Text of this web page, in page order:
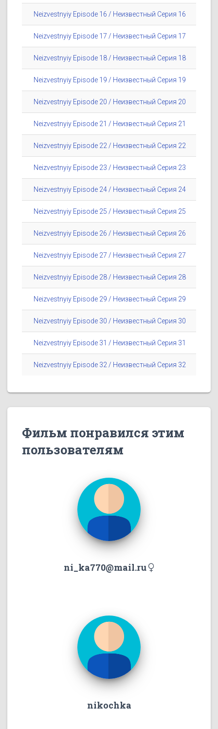
Neizvestnyiy Episode 16 / Неизвестный Серия 16
Neizvestnyiy Episode 17 / Неизвестный Серия 17
Neizvestnyiy Episode 18 / Неизвестный Серия 18
Neizvestnyiy Episode 19 / Неизвестный Серия 19
Neizvestnyiy Episode 20 / Неизвестный Серия 20
Neizvestnyiy Episode 21 / Неизвестный Серия 21
Neizvestnyiy Episode 22 / Неизвестный Серия 22
Neizvestnyiy Episode 23 / Неизвестный Серия 23
Neizvestnyiy Episode 24 / Неизвестный Серия 24
Neizvestnyiy Episode 25 / Неизвестный Серия 25
Neizvestnyiy Episode 26 / Неизвестный Серия 26
Neizvestnyiy Episode 27 / Неизвестный Серия 27
Neizvestnyiy Episode 28 / Неизвестный Серия 28
Neizvestnyiy Episode 29 / Неизвестный Серия 29
Neizvestnyiy Episode 30 / Неизвестный Серия 30
Neizvestnyiy Episode 31 / Неизвестный Серия 31
Neizvestnyiy Episode 32 / Неизвестный Серия 32
Фильм понравился этим
пользователям
ni_ka770@mail.ru
nikochka